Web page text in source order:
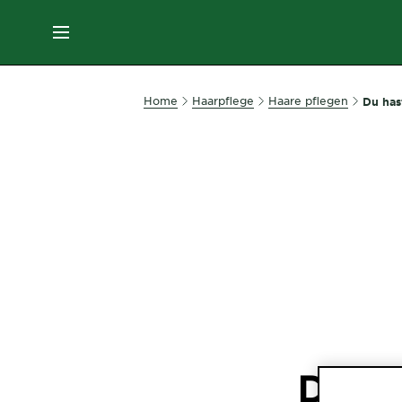
MENU
GESICHTSPFLEGE
Home Haarpflege Haare pflegen Du
Du